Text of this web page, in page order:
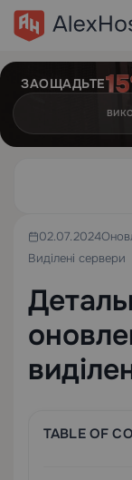
ЗАОЩАДЬТЕ
02.07.2024
Виділені сервери
TABLE OF